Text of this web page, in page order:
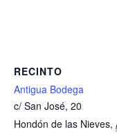
RECINTO
Antigua Bodega
c/ San José, 20
Hondón de las Nieves,